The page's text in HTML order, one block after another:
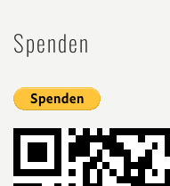
Spenden